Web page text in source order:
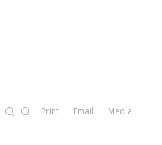
Print Email Media